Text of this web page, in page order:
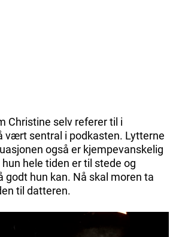
Christine selv referer til i
vært sentral i podkasten. Lytterne
også er kjempevanskelig
hele tiden er til stede og
godt hun kan. Nå skal moren ta
til datteren.